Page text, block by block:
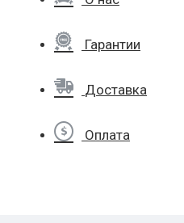
Гарантии
Доставка
Оплата